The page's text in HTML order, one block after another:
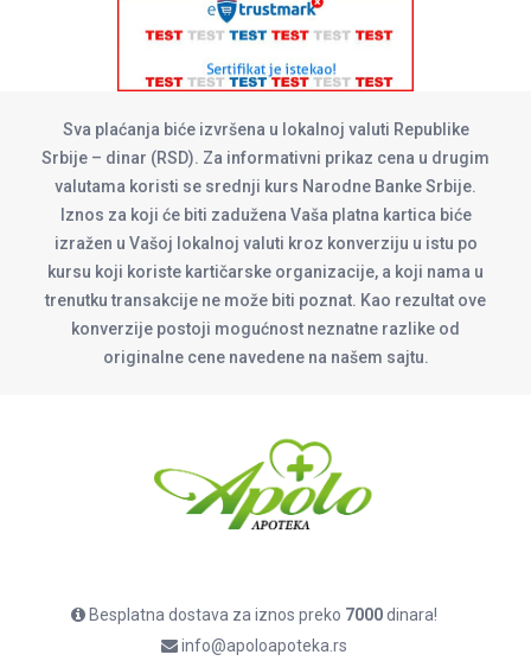
Sva plaćanja biće izvršena u lokalnoj valuti Republike
Srbije – dinar (RSD). Za informativni prikaz cena u drugim
valutama koristi se srednji kurs Narodne Banke Srbije.
Iznos za koji će biti zadužena Vaša platna kartica biće
izražen u Vašoj lokalnoj valuti kroz konverziju u istu po
kursu koji koriste kartičarske organizacije, a koji nama u
trenutku transakcije ne može biti poznat. Kao rezultat ove
konverzije postoji mogućnost neznatne razlike od
originalne cene navedene na našem sajtu.
Besplatna dostava za iznos preko 7000dinara!
info@apoloapoteka.rs